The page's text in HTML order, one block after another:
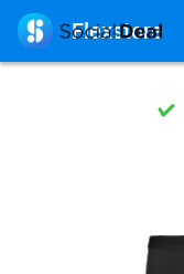
 Flexstore